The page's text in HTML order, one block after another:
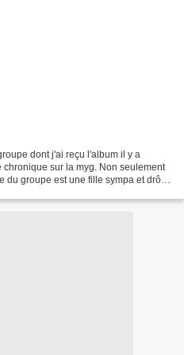
dont j'ai reçu l'album il y a
sur la myg. Non seulement
groupe est une fille sympa et drôle